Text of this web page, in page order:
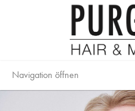
Navigation öffnen